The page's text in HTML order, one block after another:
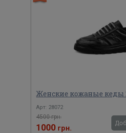
Женские кожаные кеды
Арт: 28072
4500 грн.
1000 грн.